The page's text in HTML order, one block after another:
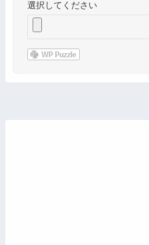
選択してください